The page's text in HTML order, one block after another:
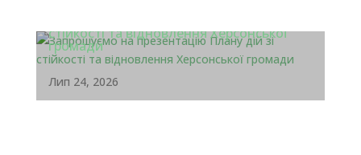
стійкості та відновлення Херсонської
громади
Лип 24, 2026